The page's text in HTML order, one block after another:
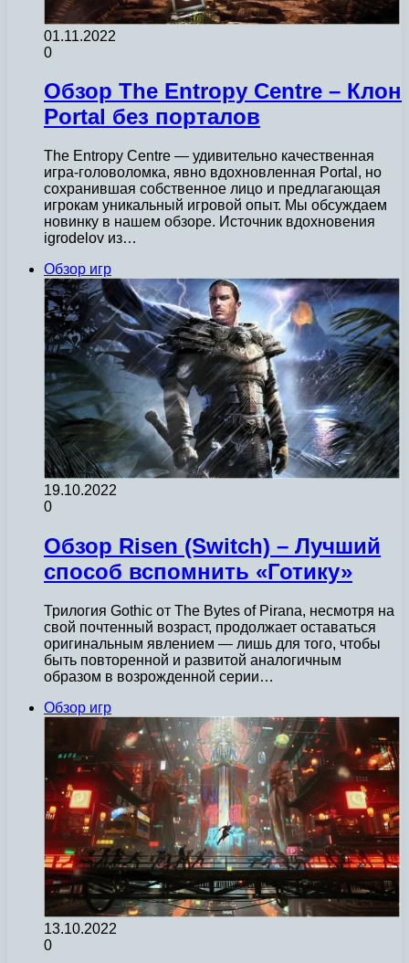
01.11.2022
0
Обзор The Entropy Centre – Клон
Portal без порталов
The Entropy Centre — удивительно качественная
игра-головоломка, явно вдохновленная Portal, но
сохранившая собственное лицо и предлагающая
игрокам уникальный игровой опыт. Мы обсуждаем
новинку в нашем обзоре. Источник вдохновения
igrodelov из…
Обзор игр
19.10.2022
0
Обзор Risen (Switch) – Лучший
способ вспомнить «Готику»
Трилогия Gothic от The Bytes of Pirana, несмотря на
свой почтенный возраст, продолжает оставаться
оригинальным явлением — лишь для того, чтобы
быть повторенной и развитой аналогичным
образом в возрожденной серии…
Обзор игр
13.10.2022
0